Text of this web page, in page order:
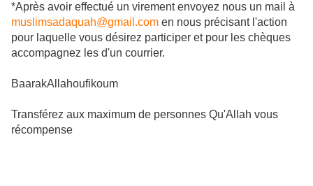
*Après avoir effectué un virement envoyez nous un mail à
muslimsadaquah@gmail.com en nous précisant l'action
pour laquelle vous désirez participer et pour les chèques
accompagnez les d'un courrier.
BaarakAllahoufikoum
Transférez aux maximum de personnes Qu'Allah vous
récompense